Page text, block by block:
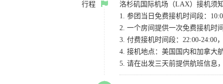
行程
洛杉矶国际机场（LAX）接机须
1. 参团当日免费接机时间段：
2. 一个房间提供一次免费接机时
3. 付费接机时间段：22:00-24:00
4. 接机地点：美国国内和加拿大
5. 请在出发三天前提供航班信息